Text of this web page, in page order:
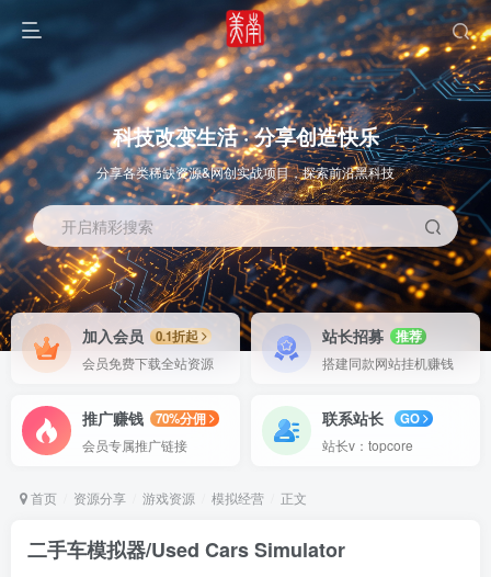
OS教程 SOFT教程
科技改变生活 · 分享创造快乐
分享各类稀缺资源&网创实战项目，探索前沿黑科技
开启精彩搜索
加入会员
0.1折起
会员免费下载全站资源
站长招募
推荐
搭建同款网站挂机赚钱
推广赚钱
70%分佣
会员专属推广链接
联系站长
GO
站长v：topcore
首页 资源分享 游戏资源 模拟经营 正文
二手车模拟器/Used Cars Simulator